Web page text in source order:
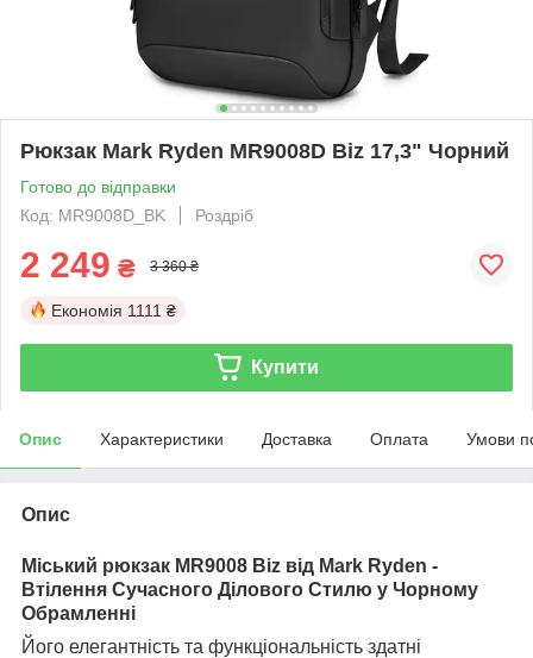
Рюкзак Mark Ryden MR9008D Biz 17,3" Чорний
Готово до відправки
Код: MR9008D_BK
Роздріб
2 249 ₴ 3 360 ₴
Економія 1111 ₴
Купити
Опис Характеристики Доставка Оплата Умови
Опис
Міський рюкзак MR9008 Biz від Mark Ryden -
Втілення Сучасного Ділового Стилю у Чорному
Обрамленні
Його елегантність та функціональність здатні